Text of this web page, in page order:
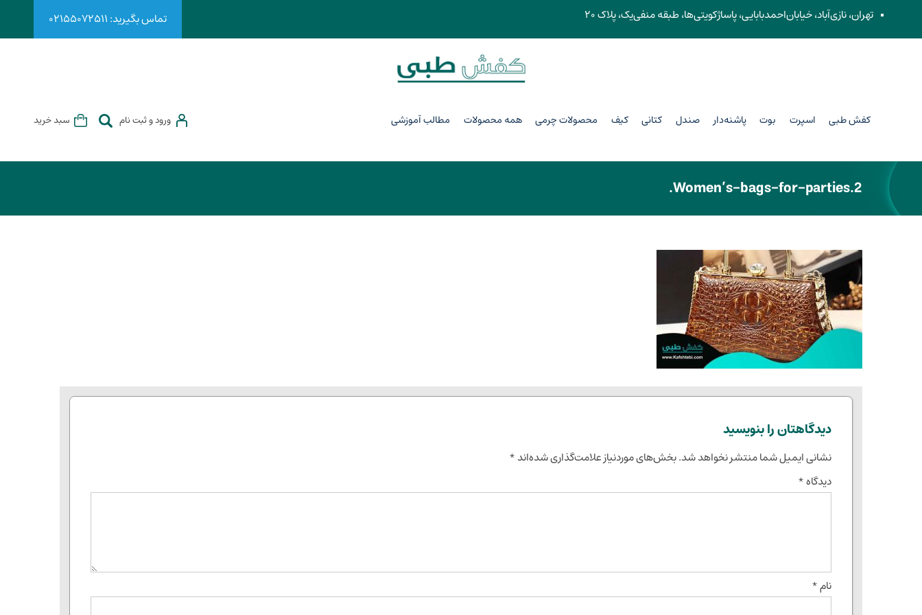
تهران، نازی‌آباد، خیابان‌احمد‌بابایی، پاساژ‌کویتی‌ها، طبقه منفی‌یک، پلاک ۲۰ تماس بگیرید: ۰۲۱۵۵۰۷۲۵۱۱
کفش طبی اسپرت بوت پاشنه‌دار صندل کتانی کیف محصولات چرمی همه محصولات مطالب آموزشی ورود و ثبت نام سبد خرید
Women’s-bags-for-parties.2.
دیدگاهتان را بنویسید
نشانی ایمیل شما منتشر نخواهد شد.بخش‌های موردنیاز علامت‌گذاری شده‌اند*
دیدگاه*
نام*